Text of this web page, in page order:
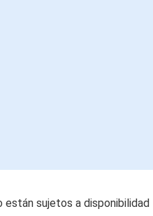
están sujetos a disponibilidad